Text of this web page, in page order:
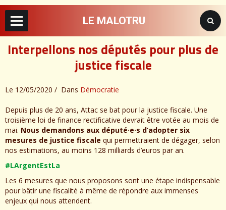
LE MALOTRU
Interpellons nos députés pour plus de
justice fiscale
Le 12/05/2020 Dans Démocratie
Depuis plus de 20 ans, Attac se bat pour la justice fiscale. Une
troisième loi de finance rectificative devrait être votée au mois de
mai. Nous demandons aux député·e·s d’adopter six
mesures de justice fiscale qui permettraient de dégager, selon
nos estimations, au moins 128 milliards d’euros par an.
#LArgentEstLa
Les 6 mesures que nous proposons sont une étape indispensable
pour bâtir une fiscalité à même de répondre aux immenses
enjeux qui nous attendent.